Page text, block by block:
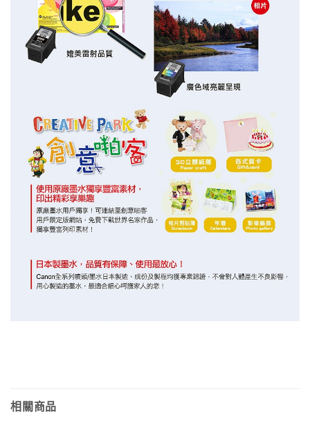
相關商品